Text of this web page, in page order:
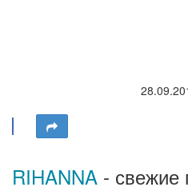
RIHANNA - свежие